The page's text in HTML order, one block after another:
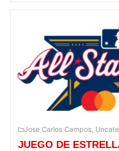
Jose Carlos Campos,
JUEGO DE